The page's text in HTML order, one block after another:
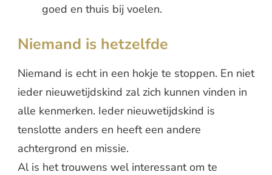
goed en thuis bij voelen.
Niemand is hetzelfde
Niemand is echt in een hokje te stoppen. En niet
ieder nieuwetijdskind zal zich kunnen vinden in
alle kenmerken. Ieder nieuwetijdskind is
tenslotte anders en heeft een andere
achtergrond en missie.
Al is het trouwens wel interessant om te